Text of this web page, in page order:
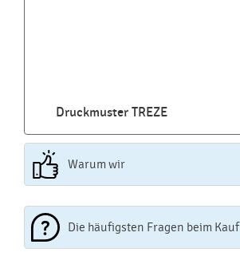
Druckmuster TREZE
Warum wir
Die häufigsten Fragen beim Kauf